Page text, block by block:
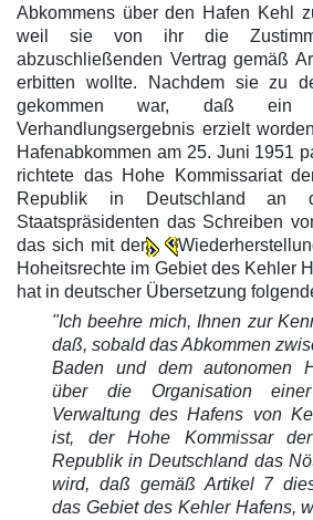
Abkommens über den Hafen Kehl
weil sie von ihr die
abzuschließenden Vertrag gemäß
erbitten wollte. Nachdem sie zu
gekommen war, daß ein
Verhandlungsergebnis erzielt
Hafenabkommen am 25. Juni 1951
richtete das Hohe Kommissariat
Republik in Deutschland an
Staatspräsidenten das Schreiben
das sich mit der
Hoheitsrechte im Gebiet des Kehler
hat in deutscher Übersetzung
"Ich beehre mich, Ihnen zur
daß, sobald das Abkommen
Baden und dem autonomen
über die Organisation einer
Verwaltung des Hafens von
ist, der Hohe Kommissar der
Republik in Deutschland das
wird, daß gemäß Artikel 7
das Gebiet des Kehler Hafens,